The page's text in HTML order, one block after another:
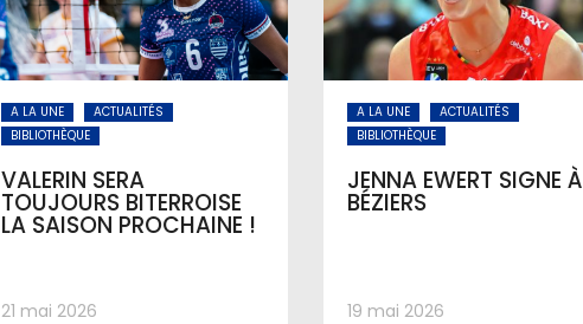
A LA UNE
ACTUALITÉS
BIBLIOTHÈQUE
VALERIN SERA
TOUJOURS BITERROISE
LA SAISON PROCHAINE !
21 mai 2026
A LA UNE
ACTUALITÉS
BIBLIOTHÈQUE
JENNA EWERT SIGNE À
BÉZIERS
19 mai 2026